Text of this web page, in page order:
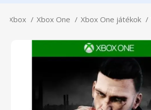
Xbox Xbox One Xbox One játékok